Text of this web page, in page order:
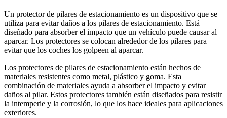
Un protector de pilares de estacionamiento es un dispositivo que se
utiliza para evitar daños a los pilares de estacionamiento. Está
diseñado para absorber el impacto que un vehículo puede causar al
aparcar. Los protectores se colocan alrededor de los pilares para
evitar que los coches los golpeen al aparcar.
Los protectores de pilares de estacionamiento están hechos de
materiales resistentes como metal, plástico y goma. Esta
combinación de materiales ayuda a absorber el impacto y evitar
daños al pilar. Estos protectores también están diseñados para resistir
la intemperie y la corrosión, lo que los hace ideales para aplicaciones
exteriores.